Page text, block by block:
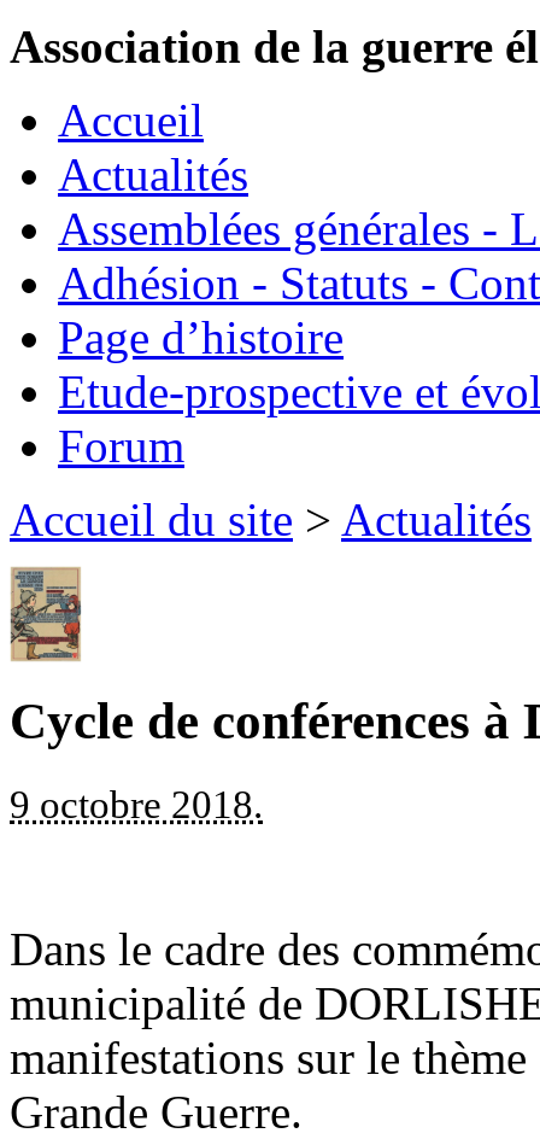
Association de la guerre
Accueil
Actualités
Assemblées générales -
Adhésion - Statuts -
Page d’histoire
Etude-prospective et
Forum
Accueil du site > Actualités
Cycle de conférences
9 octobre 2018.
Dans le cadre des
municipalité de
manifestations sur le
Grande Guerre.